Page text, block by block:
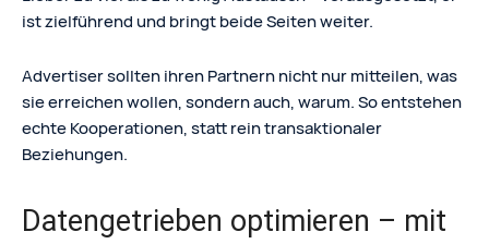
ist zielführend und bringt beide Seiten weiter.
Advertiser sollten ihren Partnern nicht nur mitteilen, was
sie erreichen wollen, sondern auch, warum. So entstehen
echte Kooperationen, statt rein transaktionaler
Beziehungen.
Datengetrieben optimieren – mit